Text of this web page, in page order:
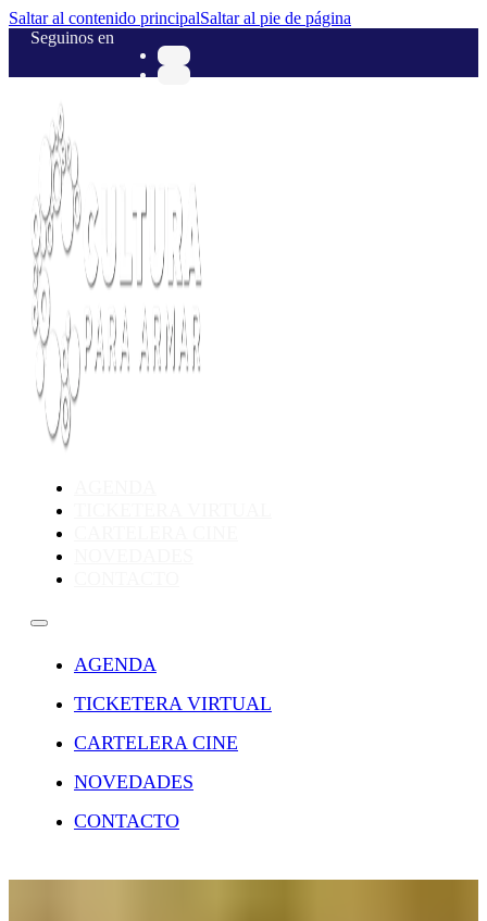
Saltar al contenido principalSaltar al pie de página
Seguinos en
AGENDA
TICKETERA VIRTUAL
CARTELERA CINE
NOVEDADES
CONTACTO